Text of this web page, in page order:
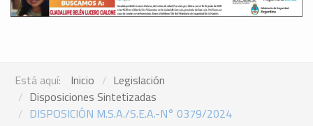
Está aquí: Inicio
Legislación
Disposiciones Sintetizadas
DISPOSICIÓN M.S.A./S.E.A.-N° 0379/2024